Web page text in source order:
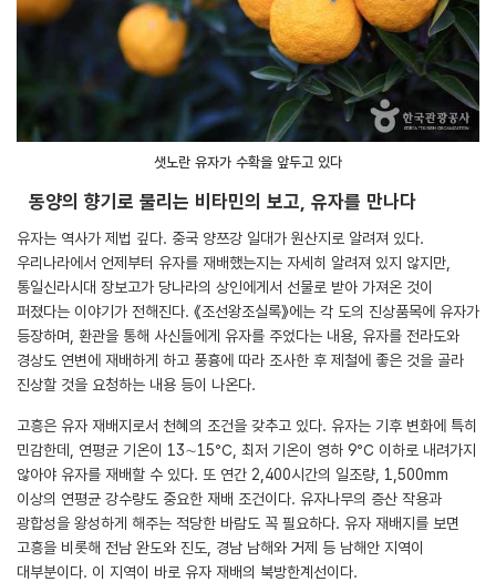
샛노란 유자가 수확을 앞두고 있다
동양의 향기로 불리는 비타민의 보고, 유자를 만나다
유자는 역사가 제법 깊다. 중국 양쯔강 일대가 원산지로 알려져 있다.
우리나라에서 언제부터 유자를 재배했는지는 자세히 알려져 있지 않지만,
통일신라시대 장보고가 당나라의 상인에게서 선물로 받아 가져온 것이
퍼졌다는 이야기가 전해진다. 《조선왕조실록》에는 각 도의 진상품목에 유자가
등장하며, 환관을 통해 사신들에게 유자를 주었다는 내용, 유자를 전라도와
경상도 연변에 재배하게 하고 풍흉에 따라 조사한 후 제철에 좋은 것을 골라
진상할 것을 요청하는 내용 등이 나온다.
고흥은 유자 재배지로서 천혜의 조건을 갖추고 있다. 유자는 기후 변화에 특히
민감한데, 연평균 기온이 13∼15℃, 최저 기온이 영하 9℃ 이하로 내려가지
않아야 유자를 재배할 수 있다. 또 연간 2,400시간의 일조량, 1,500mm
이상의 연평균 강수량도 중요한 재배 조건이다. 유자나무의 증산 작용과
광합성을 왕성하게 해주는 적당한 바람도 꼭 필요하다. 유자 재배지를 보면
고흥을 비롯해 전남 완도와 진도, 경남 남해와 거제 등 남해안 지역이
대부분이다. 이 지역이 바로 유자 재배의 북방한계선이다.